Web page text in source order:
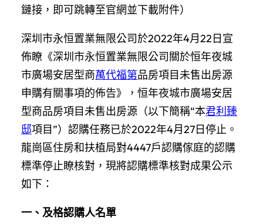
鏈接，即可跳轉至官網並下載附件）
深圳市永恒置業無限公司於2022年4月22日宣
佈瞭《深圳市永恒置業無限公司關於恒年夜城
市廣場安居型商萬代福第品房項目未售出房源
申購有關事項的佈告》，恒年夜城市廣場安居
型商品房項目未售出房源（以下簡稱“本君利臻
邸項目”）認購任務已於2022年4月27日停止。
龍崗區住房和扶植局對4447戶認購傢庭的認購
標準停止瞭核對，現將認購標準核對成果公示
如下：
一、及格認購人名單